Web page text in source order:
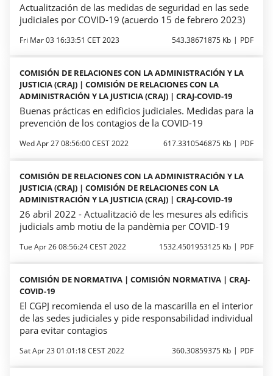
Actualitzación de las medidas de seguridad en las sede
judiciales por COVID-19 (acuerdo 15 de febrero 2023)
Fri Mar 03 16:33:51 CET 2023 543.38671875 Kb PDF
COMISIÓN DE RELACIONES CON LA ADMINISTRACIÓN Y LA
JUSTICIA (CRAJ) | COMISIÓN DE RELACIONES CON LA
ADMINISTRACIÓN Y LA JUSTICIA (CRAJ) | CRAJ-COVID-19
Buenas prácticas en edificios judiciales. Medidas para la
prevención de los contagios de la COVID-19
Wed Apr 27 08:56:00 CEST 2022 617.3310546875 Kb PDF
COMISIÓN DE RELACIONES CON LA ADMINISTRACIÓN Y LA
JUSTICIA (CRAJ) | COMISIÓN DE RELACIONES CON LA
ADMINISTRACIÓN Y LA JUSTICIA (CRAJ) | CRAJ-COVID-19
26 abril 2022 - Actualització de les mesures als edificis
judicials amb motiu de la pandèmia per COVID-19
Tue Apr 26 08:56:24 CEST 2022 1532.4501953125 Kb PDF
COMISIÓN DE NORMATIVA | COMISIÓN NORMATIVA | CRAJ-
COVID-19
El CGPJ recomienda el uso de la mascarilla en el interior
de las sedes judiciales y pide responsabilidad individual
para evitar contagios
Sat Apr 23 01:01:18 CEST 2022 360.30859375 Kb PDF